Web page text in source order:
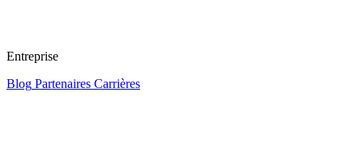
Entreprise
Blog Partenaires Carrières